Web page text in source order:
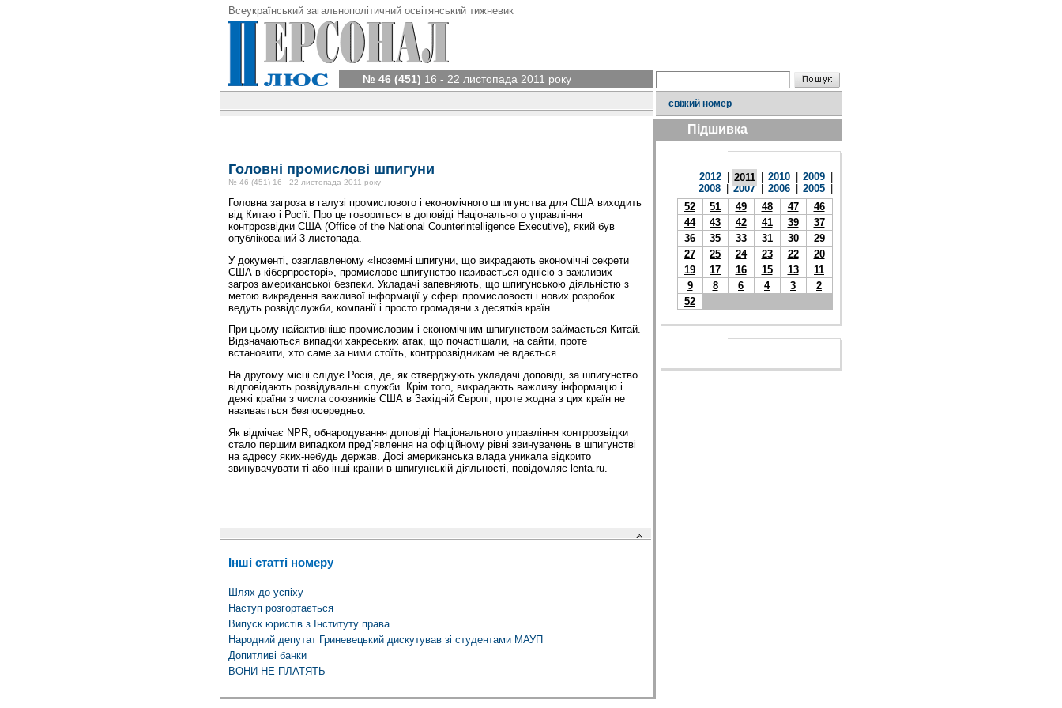
Всеукраїнський загальнополітичний освітянський тижневик
№ 46 (451) 16 - 22 листопада 2011 року
свіжий номер
Головні промислові шпигуни
№ 46 (451) 16 - 22 листопада 2011 року
Головна загроза в галузі промислового і економічного шпигунства для США виходить
від Китаю і Росії. Про це говориться в доповіді Національного управління
контррозвідки США (Office of the National Counterintelligence Executive), який був
опублікований 3 листопада.
У документі, озаглавленому «Іноземні шпигуни, що викрадають економічні секрети
США в кіберпросторі», промислове шпигунство називається однією з важливих
загроз американської безпеки. Укладачі запевняють, що шпигунською діяльністю з
метою викрадення важливої інформації у сфері промисловості і нових розробок
ведуть розвідслужби, компанії і просто громадяни з десятків країн.
При цьому найактивніше промисловим і економічним шпигунством займається Китай.
Відзначаються випадки хакреських атак, що почастішали, на сайти, проте
встановити, хто саме за ними стоїть, контррозвідникам не вдається.
На другому місці слідує Росія, де, як стверджують укладачі доповіді, за шпигунство
відповідають розвідувальні служби. Крім того, викрадають важливу інформацію і
деякі країни з числа союзників США в Західній Європі, проте жодна з цих країн не
називається безпосередньо.
Як відмічає NPR, обнародування доповіді Національного управління контррозвідки
стало першим випадком пред’явлення на офіційному рівні звинувачень в шпигунстві
на адресу яких-небудь держав. Досі американська влада уникала відкрито
звинувачувати ті або інші країни в шпигунській діяльності, повідомляє lenta.ru.
Інші статті номеру
Шлях до успіху
Наступ розгортається
Випуск юристів з Інституту права
Народний депутат Гриневецький дискутував зі студентами МАУП
Допитливі банки
ВОНИ НЕ ПЛАТЯТЬ
Підшивка
2012 2011 2010 2009
2008
2007 2006 2005
52
51 49 48 47
46
44
43 42 41 39
37
36
35 33 31 30
29
27
25 24 23 22
20
19
17 16 15 13
11
9
8 6 4 3
2
52